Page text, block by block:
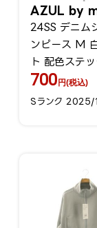
AZUL by
24SS デニム
ンピース M
ト 配色ステ
OS
700円(税込)
Sランク 2025/